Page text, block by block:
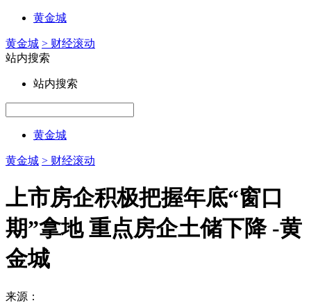
黄金城
黄金城 > 财经滚动
站内搜索
站内搜索
黄金城
黄金城 > 财经滚动
上市房企积极把握年底“窗口
期”拿地 重点房企土储下降 -黄
金城
来源：